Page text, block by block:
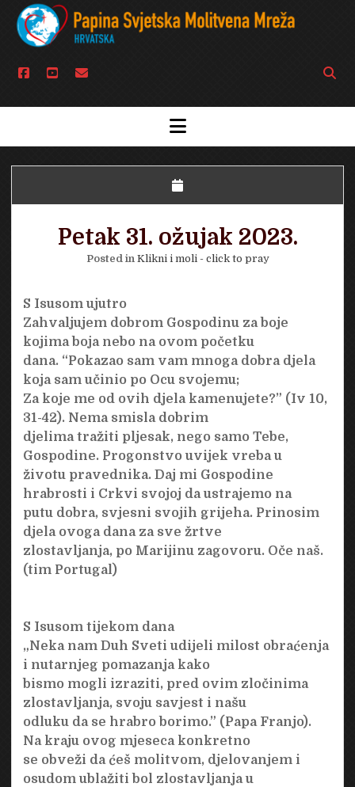
facebook
youtubeemail
Open
bar
open
menu
Petak 31. ožujak 2023.
Posted in Klikni i moli - click to pray
S Isusom ujutro
Zahvaljujem dobrom Gospodinu za boje
kojima boja nebo na ovom početku
dana. “Pokazao sam vam mnoga dobra djela
koja sam učinio po Ocu svojemu;
Za koje me od ovih djela kamenujete?” (Iv 10,
31-42). Nema smisla dobrim
djelima tražiti pljesak, nego samo Tebe,
Gospodine. Progonstvo uvijek vreba u
životu pravednika. Daj mi Gospodine
hrabrosti i Crkvi svojoj da ustrajemo na
putu dobra, svjesni svojih grijeha. Prinosim
djela ovoga dana za sve žrtve
zlostavljanja, po Marijinu zagovoru. Oče naš.
(tim Portugal)
S Isusom tijekom dana
„Neka nam Duh Sveti udijeli milost obraćenja
i nutarnjeg pomazanja kako
bismo mogli izraziti, pred ovim zločinima
zlostavljanja, svoju savjest i našu
odluku da se hrabro borimo.” (Papa Franjo).
Na kraju ovog mjeseca konkretno
se obveži da ćeš molitvom, djelovanjem i
osudom ublažiti bol zlostavljanja u